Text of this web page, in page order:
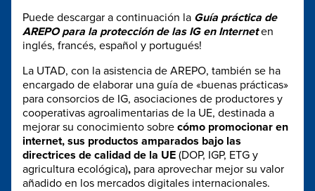
Puede descargar a continuación la Guía práctica de
AREPO para la protección de las IG en Interneten
inglés, francés, español y portugués!
La UTAD, con la asistencia de AREPO, también se ha
encargado de elaborar una guía de «buenas prácticas»
para consorcios de IG, asociaciones de productores y
cooperativas agroalimentarias de la UE, destinada a
mejorar su conocimiento sobre cómo promocionar en
internet, sus productos amparados bajo las
directrices de calidad de la UE (DOP, IGP, ETG y
agricultura ecológica), para aprovechar mejor su valor
añadido en los mercados digitales internacionales.